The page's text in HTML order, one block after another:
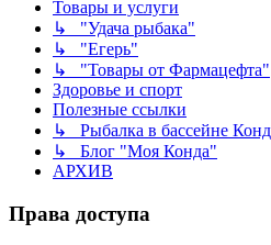
Товары и услуги
↳ "Удача рыбака"
↳ "Егерь"
↳ "Товары от Фармацефта"
Здоровье и спорт
Полезные ссылки
↳ Рыбалка в бассейне
↳ Блог "Моя Конда"
АРХИВ
Права доступа